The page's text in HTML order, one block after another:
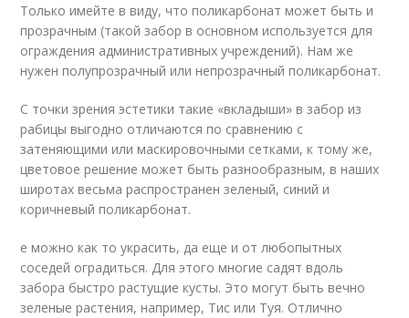
Только имейте в виду, что поликарбонат может быть и
прозрачным (такой забор в основном используется для
ограждения административных учреждений). Нам же
нужен полупрозрачный или непрозрачный поликарбонат.
С точки зрения эстетики такие «вкладыши» в забор из
рабицы выгодно отличаются по сравнению с
затеняющими или маскировочными сетками, к тому же,
цветовое решение может быть разнообразным, в наших
широтах весьма распространен зеленый, синий и
коричневый поликарбонат.
е можно как то украсить, да еще и от любопытных
соседей оградиться. Для этого многие садят вдоль
забора быстро растущие кусты. Это могут быть вечно
зеленые растения, например, Тис или Туя. Отлично